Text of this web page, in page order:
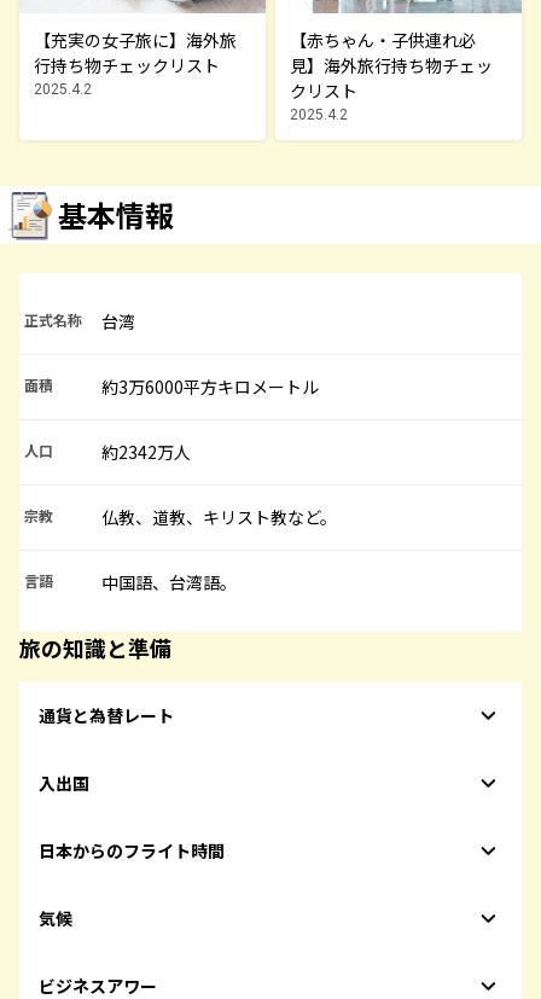
【充実の女子旅に】海外旅
行持ち物チェックリスト
2025.4.2
【赤ちゃん・子供連れ必
見】海外旅行持ち物チェッ
クリスト
2025.4.2
基本情報
正式名称 台湾
面積 約3万6000平方キロメートル
人口 約2342万人
宗教 仏教、道教、キリスト教など。
言語 中国語、台湾語。
旅の知識と準備
通貨と為替レート
入出国
日本からのフライト時間
気候
ビジネスアワー